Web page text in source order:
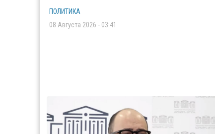
ПОЛИТИКА
08 Августа 2026 - 03:41